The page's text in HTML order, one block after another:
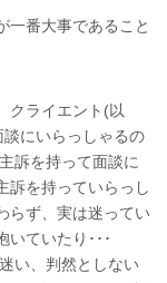
一番大事であること
クライエント(以
にいらっしゃるの
訴を持って面談に
訴を持っていらっし
らず、実は迷ってい
いていたり･･･
い、判然としない